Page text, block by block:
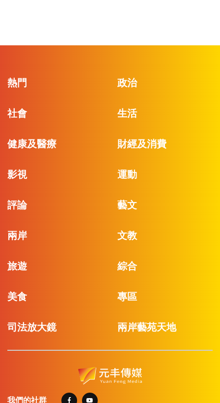
熱門 政治
社會 生活
健康及醫療 財經及消費
影視 運動
評論 藝文
兩岸 文教
旅遊 綜合
美食 專區
司法放大鏡 兩岸藝苑天地
我們的社群